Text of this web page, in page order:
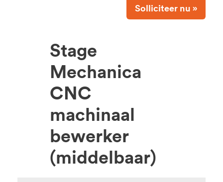
Solliciteer nu »
Stage
Mechanica
CNC
machinaal
bewerker
(middelbaar)